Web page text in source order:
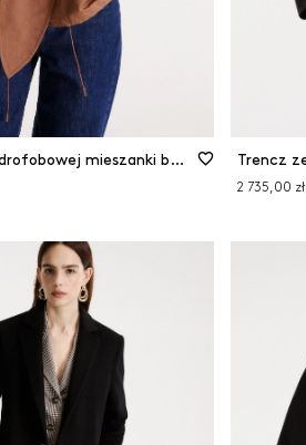
Krótki trencz z hydrofobowej mieszanki bawełny Trencz
2 735,00 zł